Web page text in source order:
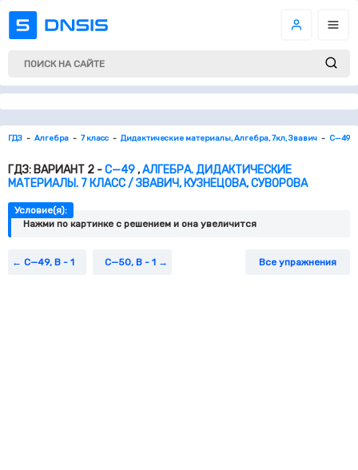
ГДЗ Алгебра 7 класс Дидактические материалы, Алгебра, 7кл, Звавич С—49
ГДЗ: ВАРИАНТ 2 -С—49,АЛГЕБРА. ДИДАКТИЧЕСКИЕ
МАТЕРИАЛЫ. 7 КЛАСС / ЗВАВИЧ, КУЗНЕЦОВА, СУВОРОВА
Условие(я):
Нажми по картинке c решением и она увеличится
С—49, В - 1 С—50, В - 1 Все упражнения